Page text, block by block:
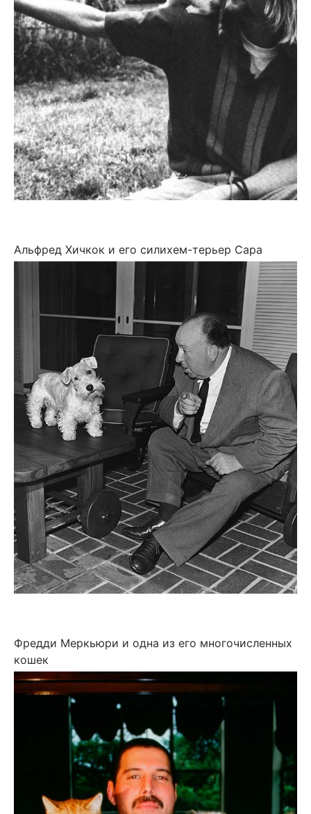
Альфред Хичкок и его силихем-терьер Сара
Фредди Меркьюри и одна из его многочисленных
кошек